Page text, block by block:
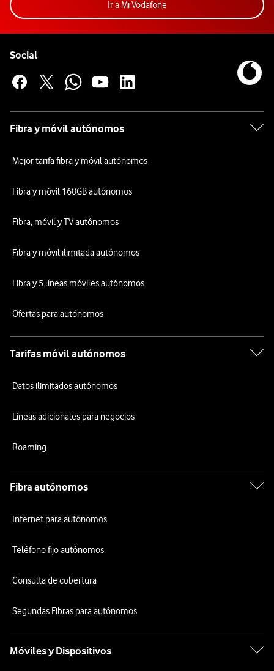
Ir a Mi VodafoneAcceder a la app Mi
Social
Fibra y móvil autónomos
Mejor tarifa fibra y móvil autónomos
Fibra y móvil 160GB autónomos
Fibra, móvil y TV autónomos
Fibra y móvil ilimitada autónomos
Fibra y 5 líneas móviles autónomos
Ofertas para autónomos
Tarifas móvil autónomos
Datos ilimitados autónomos
Líneas adicionales para negocios
Roaming
Fibra autónomos
Internet para autónomos
Teléfono fijo autónomos
Consulta de cobertura
Segundas Fibras para autónomos
Móviles y Dispositivos